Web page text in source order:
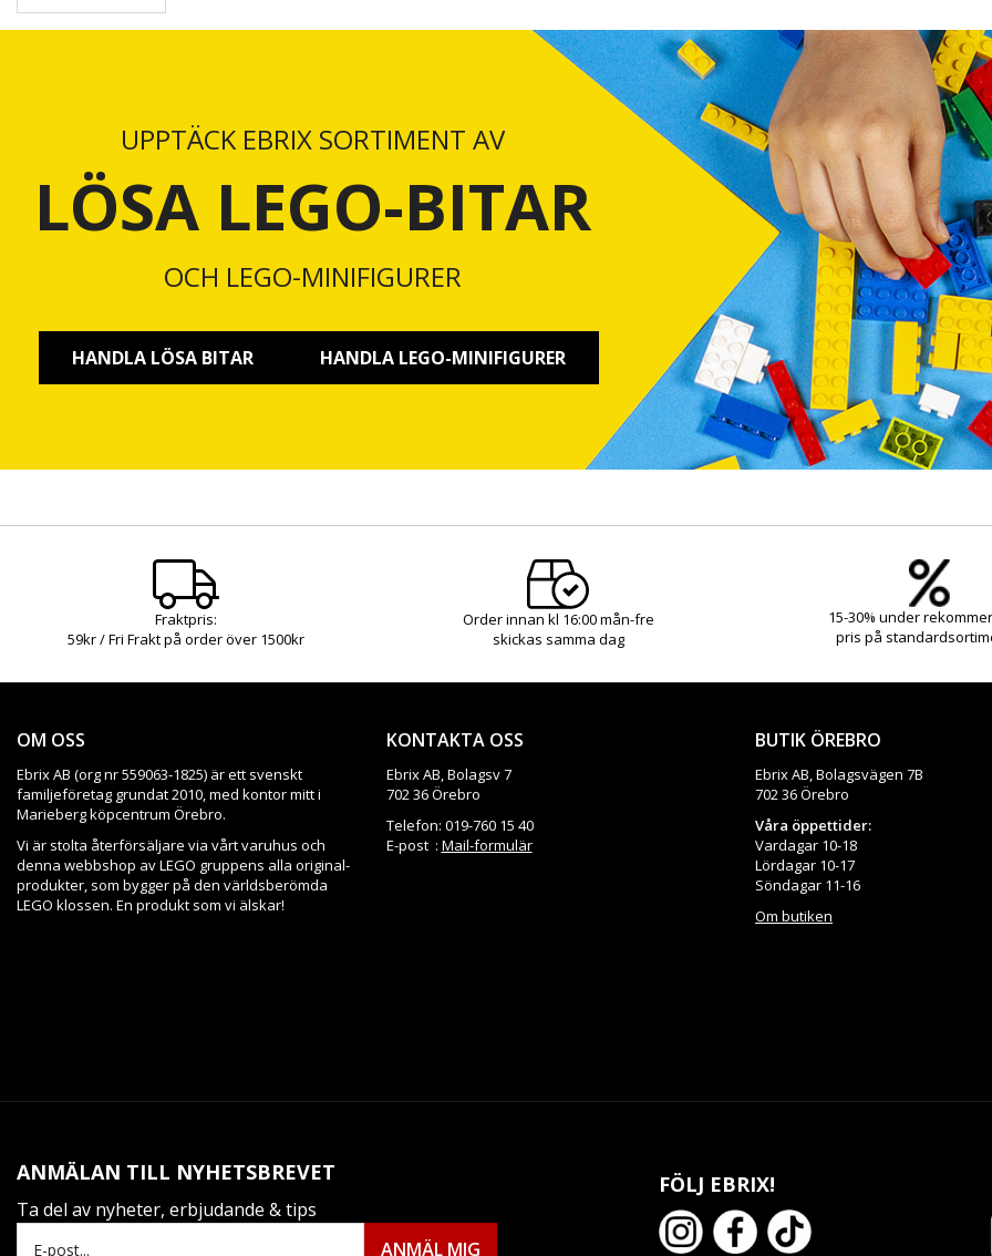
UPPTÄCK EBRIX SORTIMENT AV
LÖSA LEGO-BITAR
OCH LEGO-MINIFIGURER
HANDLA LÖSA BITAR HANDLA LEGO-MINIFIGURER
Fraktpris:
59kr / Fri Frakt på order över 1500kr
Order innan kl 16:00 mån-fre
skickas samma dag
15-30% under
pris på
OM OSS
Ebrix AB (org nr 559063-1825) är ett svenskt
familjeföretag grundat 2010, med kontor mitt i
Marieberg köpcentrum Örebro.
Vi är stolta återförsäljare via vårt varuhus och
denna webbshop av LEGO gruppens alla original-
produkter, som bygger på den världsberömda
LEGO klossen. En produkt som vi älskar!
KONTAKTA OSS
Ebrix AB, Bolagsv 7
702 36 Örebro
Telefon: 019-760 15 40
E-post : Mail-formulär
BUTIK ÖREBRO
Ebrix AB, Bolagsvägen 7B
702 36 Örebro
Våra öppettider:
Vardagar 10-18
Lördagar 10-17
Söndagar 11-16
Om butiken
ANMÄLAN TILL NYHETSBREVET
Ta del av nyheter, erbjudande & tips
FÖLJ EBRIX!